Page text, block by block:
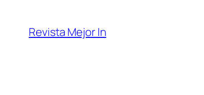
contenido
Revista Mejor In